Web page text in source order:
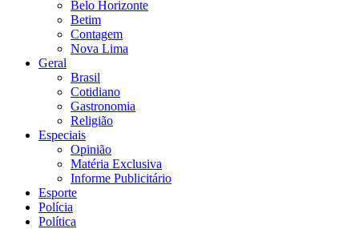
Belo Horizonte
Betim
Contagem
Nova Lima
Geral
Brasil
Cotidiano
Gastronomia
Religião
Especiais
Opinião
Matéria Exclusiva
Informe Publicitário
Esporte
Polícia
Política